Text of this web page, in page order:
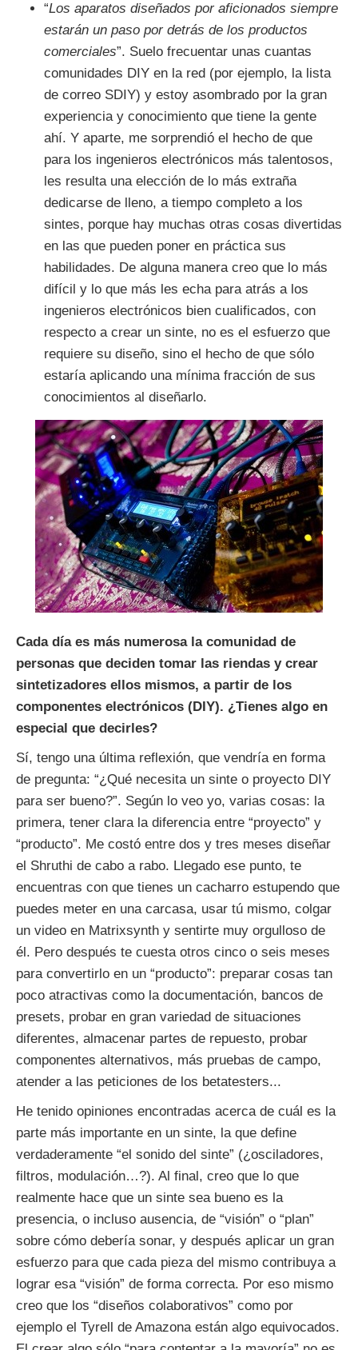
“Los aparatos diseñados por aficionados siempre
estarán un paso por detrás de los productos
comerciales”. Suelo frecuentar unas cuantas
comunidades DIY en la red (por ejemplo, la lista
de correo SDIY) y estoy asombrado por la gran
experiencia y conocimiento que tiene la gente
ahí. Y aparte, me sorprendió el hecho de que
para los ingenieros electrónicos más talentosos,
les resulta una elección de lo más extraña
dedicarse de lleno, a tiempo completo a los
sintes, porque hay muchas otras cosas divertidas
en las que pueden poner en práctica sus
habilidades. De alguna manera creo que lo más
difícil y lo que más les echa para atrás a los
ingenieros electrónicos bien cualificados, con
respecto a crear un sinte, no es el esfuerzo que
requiere su diseño, sino el hecho de que sólo
estaría aplicando una mínima fracción de sus
conocimientos al diseñarlo.
Cada día es más numerosa la comunidad de
personas que deciden tomar las riendas y crear
sintetizadores ellos mismos, a partir de los
componentes electrónicos (DIY). ¿Tienes algo en
especial que decirles?
Sí, tengo una última reflexión, que vendría en forma
de pregunta: “¿Qué necesita un sinte o proyecto DIY
para ser bueno?”. Según lo veo yo, varias cosas: la
primera, tener clara la diferencia entre “proyecto” y
“producto”. Me costó entre dos y tres meses diseñar
el Shruthi de cabo a rabo. Llegado ese punto, te
encuentras con que tienes un cacharro estupendo que
puedes meter en una carcasa, usar tú mismo, colgar
un video en Matrixsynth y sentirte muy orgulloso de
él. Pero después te cuesta otros cinco o seis meses
para convertirlo en un “producto”: preparar cosas tan
poco atractivas como la documentación, bancos de
presets, probar en gran variedad de situaciones
diferentes, almacenar partes de repuesto, probar
componentes alternativos, más pruebas de campo,
atender a las peticiones de los betatesters...
He tenido opiniones encontradas acerca de cuál es la
parte más importante en un sinte, la que define
verdaderamente “el sonido del sinte” (¿osciladores,
filtros, modulación…?). Al final, creo que lo que
realmente hace que un sinte sea bueno es la
presencia, o incluso ausencia, de “visión” o “plan”
sobre cómo debería sonar, y después aplicar un gran
esfuerzo para que cada pieza del mismo contribuya a
lograr esa “visión” de forma correcta. Por eso mismo
creo que los “diseños colaborativos” como por
ejemplo el Tyrell de Amazona están algo equivocados.